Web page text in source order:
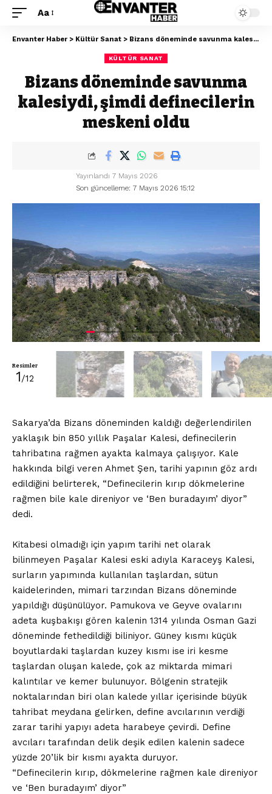
Aa
Envanter Haber > Kültür Sanat > Bizans döneminde savunma kalesiydi, şimdi definecilerin meskeni oldu
KÜLTÜR SANAT
Bizans döneminde savunma
kalesiydi, şimdi definecilerin
meskeni oldu
Son güncelleme: 7 Mayıs 2026 15:12
Yayınlandı 7 Mayıs 2026
Resimler
1/12
Sakarya’da Bizans döneminden kaldığı değerlendirilen
yaklaşık bin 850 yıllık Paşalar Kalesi, definecilerin
tahribatına rağmen ayakta kalmaya çalışıyor. Kale
hakkında bilgi veren Ahmet Şen, tarihi yapının göz ardı
edildiğini belirterek, “Definecilerin kırıp dökmelerine
rağmen bile kale direniyor ve ‘Ben buradayım’ diyor”
dedi.
Kitabesi olmadığı için yapım tarihi net olarak
bilinmeyen Paşalar Kalesi eski adıyla Karaceyş Kalesi,
surların yapımında kullanılan taşlardan, sütun
kaidelerinden, mimari tarzından Bizans döneminde
yapıldığı düşünülüyor. Pamukova ve Geyve ovalarını
adeta kuşbakışı gören kalenin 1314 yılında Osman Gazi
döneminde fethedildiği biliniyor. Güney kısmı küçük
boyutlardaki taşlardan kuzey kısmı ise iri kesme
taşlardan oluşan kalede, çok az miktarda mimari
kalıntılar ve kemer bulunuyor. Bölgenin stratejik
noktalarından biri olan kalede yıllar içerisinde büyük
tahribat meydana gelirken, define avcılarının verdiği
zarar tarihi yapıyı adeta harabeye çevirdi. Define
avcıları tarafından delik deşik edilen kalenin sadece
yüzde 20’lik bir kısmı ayakta duruyor.
“Definecilerin kırıp, dökmelerine rağmen kale direniyor
ve ‘Ben buradayım’ diyor”